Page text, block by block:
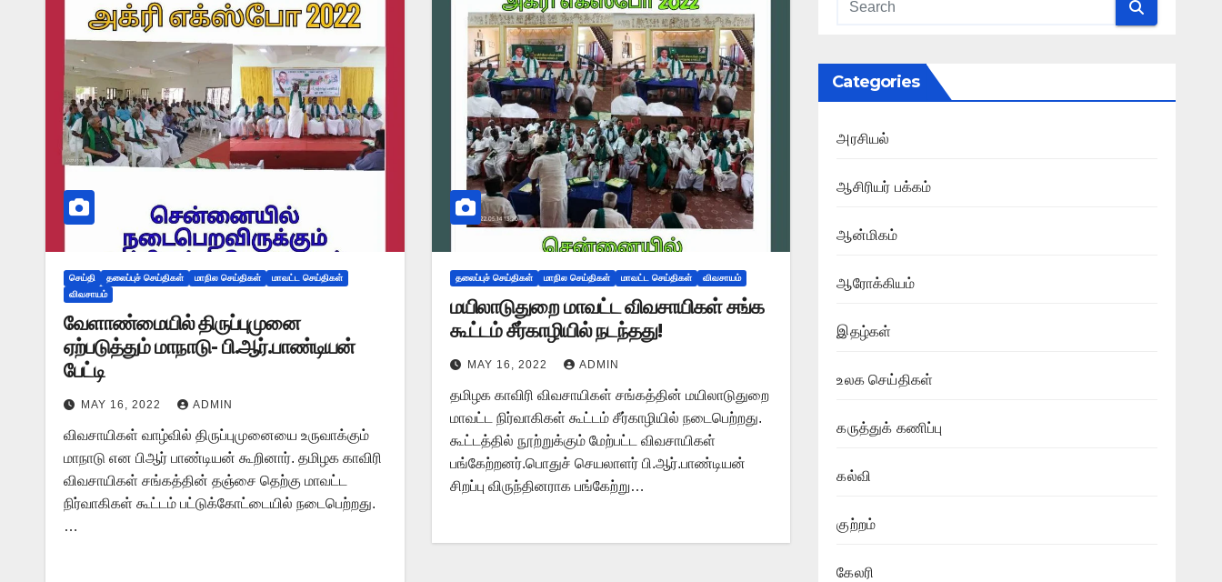
செய்தி தலைப்புச் செய்திகள் மாநில செய்திகள்
மாவட்ட செய்திகள்
விவசாயம்
வேளாண்மையில் திருப்புமுனை
ஏற்படுத்தும் மாநாடு- பி.ஆர்.பாண்டியன்
பேட்டி
MAY 16, 2022 ADMIN
விவசாயிகள் வாழ்வில் திருப்புமுனையை உருவாக்கும்
மாநாடு என பிஆர் பாண்டியன் கூறினார். தமிழக காவிரி
விவசாயிகள் சங்கத்தின் தஞ்சை தெற்கு மாவட்ட
நிர்வாகிகள் கூட்டம் பட்டுக்கோட்டையில் நடைபெற்றது.
…
தலைப்புச் செய்திகள் மாநில செய்திகள் மாவட்ட செய்திகள் விவசாயம்
மயிலாடுதுறை மாவட்ட விவசாயிகள் சங்க
கூட்டம் சீர்காழியில் நடந்தது!
MAY 16, 2022 ADMIN
தமிழக காவிரி விவசாயிகள் சங்கத்தின் மயிலாடுதுறை
மாவட்ட நிர்வாகிகள் கூட்டம் சீர்காழியில் நடைபெற்றது.
கூட்டத்தில் நூற்றுக்கும் மேற்பட்ட விவசாயிகள்
பங்கேற்றனர்.பொதுச் செயலாளர் பி.ஆர்.பாண்டியன்
சிறப்பு விருந்தினராக பங்கேற்று…
Categories
அரசியல்
ஆசிரியர் பக்கம்
ஆன்மிகம்
ஆரோக்கியம்
இதழ்கள்
உலக செய்திகள்
கருத்துக் கணிப்பு
கல்வி
குற்றம்
கேலரி